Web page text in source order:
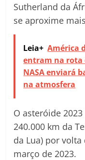
Sutherland da
se aproxime
Leia+ América
entram na rota
NASA enviará
na atmosfera
O asteróide 2023
240.000 km da
da Lua) por volta
março de 2023.